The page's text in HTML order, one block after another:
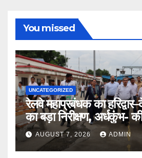
You missed
UNCATEGORIZED
रेलवे महाप्रबंधक का
का बड़ा निरीक्षण, अर्धकुंभ-
लिया जायजा
AUGUST 7, 2026 ADMIN